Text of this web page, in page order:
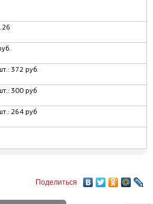
372 руб.
300 руб
264 руб
Поделиться